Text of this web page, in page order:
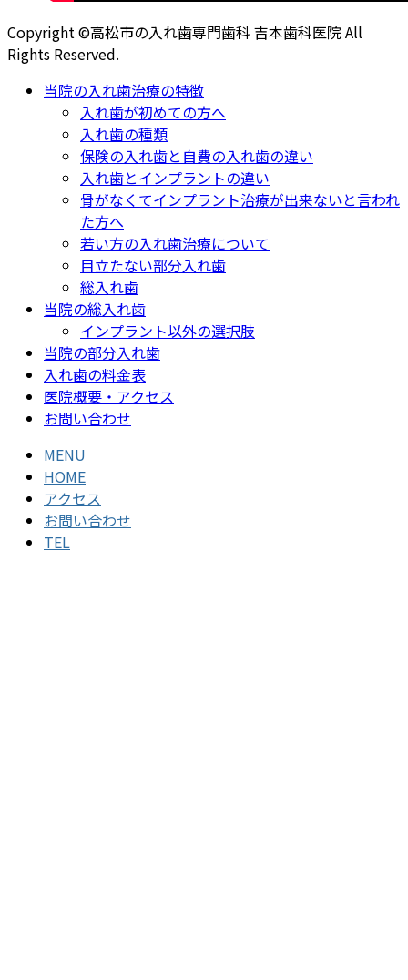
Copyright ©高松市の入れ歯専門歯科 吉本歯科医院 All
Rights Reserved.
当院の入れ歯治療の特徴
入れ歯が初めての方へ
入れ歯の種類
保険の入れ歯と自費の入れ歯の違い
入れ歯とインプラントの違い
骨がなくてインプラント治療が出来ないと言われ
た方へ
若い方の入れ歯治療について
目立たない部分入れ歯
総入れ歯
当院の総入れ歯
インプラント以外の選択肢
当院の部分入れ歯
入れ歯の料金表
医院概要・アクセス
お問い合わせ
MENU
HOME
アクセス
お問い合わせ
TEL